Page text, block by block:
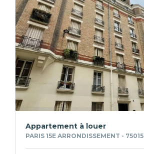
Appartement à louer
PARIS 15E ARRONDISSEMENT - 75015